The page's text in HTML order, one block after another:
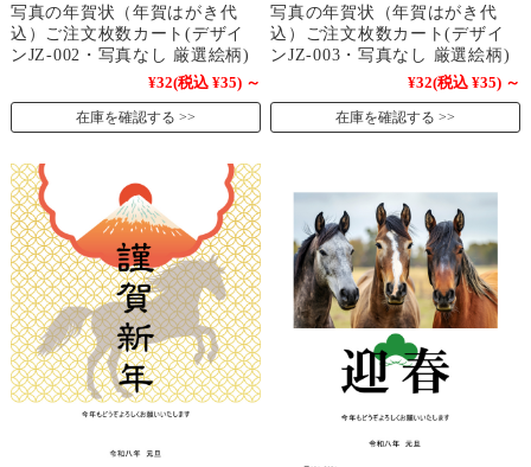
写真の年賀状（年賀はがき代
込）ご注文枚数カート(デザイ
ンJZ-002・写真なし 厳選絵柄)
¥32(税込 ¥35) ～
在庫を確認する
写真の年賀状（年賀はがき代
込）ご注文枚数カート(デザイ
ンJZ-003・写真なし 厳選絵柄)
¥32(税込 ¥35) ～
在庫を確認する